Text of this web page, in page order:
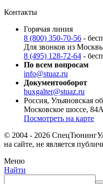
Контакты
Горячая линия
8 (800) 350-70-56 -
Для звонков из
8 (495) 128-72-64 -
По всем вопросам
info@stuaz.ru
Документооборот
buxgalter@stuaz.ru
Россия, Ульяновская
Московское шоссе, 84А
Посмотреть на карте
© 2004 - 2026
на сайте, не является
Меню
Найти